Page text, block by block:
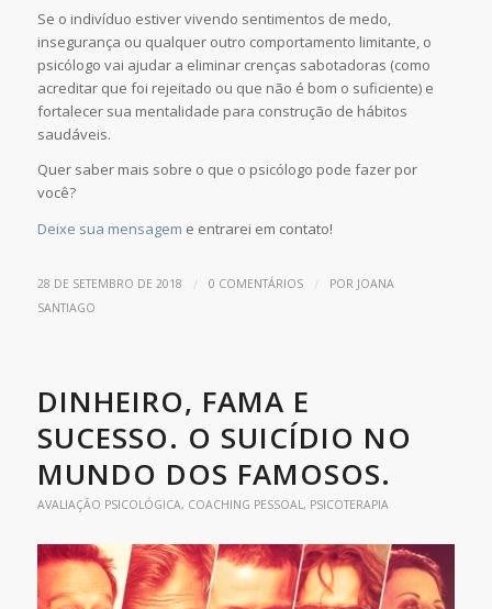
Se o indivíduo estiver vivendo sentimentos de medo,
insegurança ou qualquer outro comportamento limitante, o
psicólogo vai ajudar a eliminar crenças sabotadoras (como
acreditar que foi rejeitado ou que não é bom o suficiente) e
fortalecer sua mentalidade para construção de hábitos
saudáveis.
Quer saber mais sobre o que o psicólogo pode fazer por
você?
Deixe sua mensagem e entrarei em contato!
28 DE SETEMBRO DE 2018 / 0 COMENTÁRIOS / POR JOANA
SANTIAGO
DINHEIRO, FAMA E
SUCESSO. O SUICÍDIO NO
MUNDO DOS FAMOSOS.
AVALIAÇÃO PSICOLÓGICA, COACHING PESSOAL , PSICOTERAPIA